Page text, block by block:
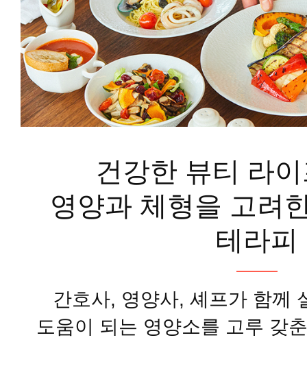
건강한 뷰티 라
영양과 체형을 고려
테라피
간호사, 영양사, 셰프가 함께
도움이 되는 영양소를 고루 갖